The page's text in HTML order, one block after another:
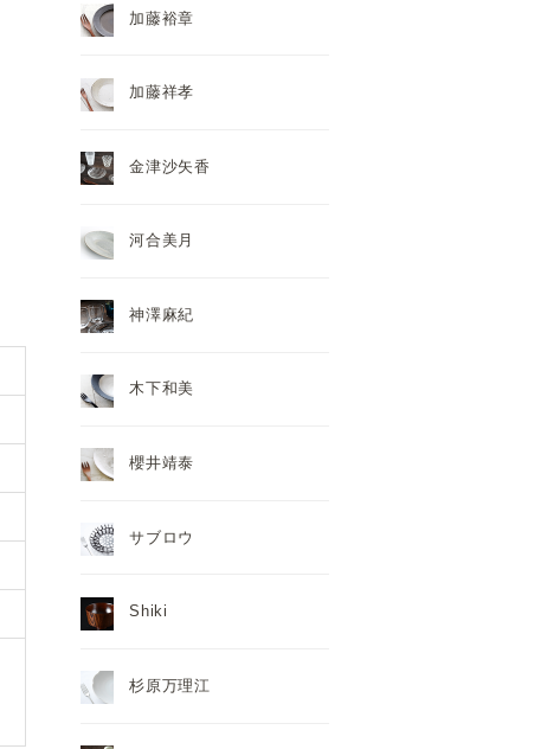
加藤裕章
加藤祥孝
金津沙矢香
河合美月
神澤麻紀
木下和美
櫻井靖泰
サブロウ
Shiki
杉原万理江